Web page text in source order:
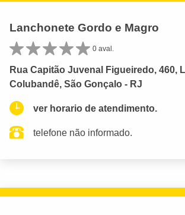
Lanchonete Gordo e Magro
0 aval.
Rua Capitão Juvenal Figueiredo, 460,
Colubandê, São Gonçalo - RJ
ver horario de atendimento.
telefone não informado.